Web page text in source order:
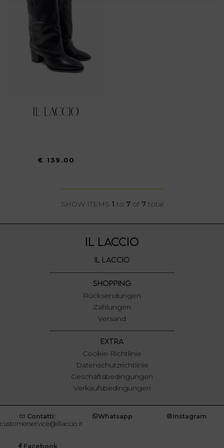
e imposta le tue preferenze nella
modificare o ritirare il tuo consenso in qualsiasi momento
dalla Dichiarazione sui cookie.
Utilizziamo i cookie per personalizzare contenuti ed
annunci, per fornire funzionalità dei social media e per
nostri partner che si occupano di analisi dei dati web,
€ 139.00
SHOW ITEMS 1 to 7of 7total
IL LACCIO
IL LACCIO
SHOPPING
Rücksendungen
Zahlungen
Versand
EXTRA
Cookie-Richtlinie
Datenschutzrichtlinie
Geschäftsbedingungen
Verkaufsbedingungen
Contatti:
customerservice@illaccio.it
Whatsapp Instagram
Facebook